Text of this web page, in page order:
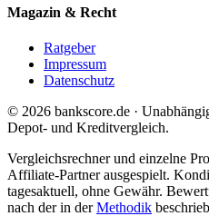
Magazin & Recht
Ratgeber
Impressum
Datenschutz
© 2026 bankscore.de ·
Depot- und Kreditvergleich.
Vergleichsrechner und einzelne
Affiliate-Partner ausgespielt.
tagesaktuell, ohne Gewähr.
nach der in derMethodik